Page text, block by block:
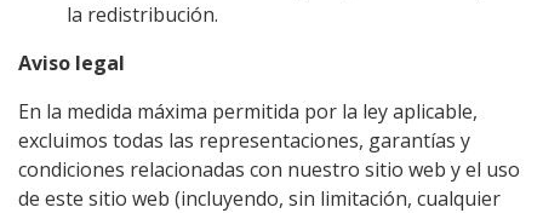
la redistribución.
Aviso legal
En la medida máxima permitida por la ley aplicable,
excluimos todas las representaciones, garantías y
condiciones relacionadas con nuestro sitio web y el uso
de este sitio web (incluyendo, sin limitación, cualquier